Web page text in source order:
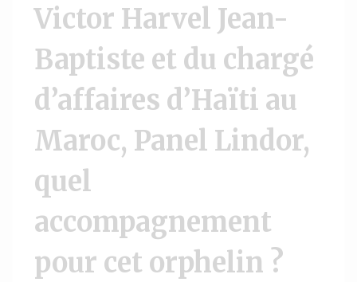
Victor Harvel Jean-
Baptiste et du chargé
d’affaires d’Haïti au
Maroc, Panel Lindor,
quel
accompagnement
pour cet orphelin ?